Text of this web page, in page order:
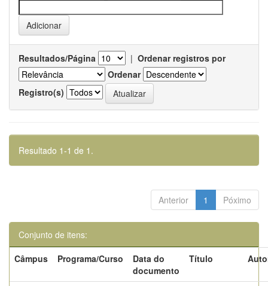
Resultados/Página | Ordenar registros por
Ordenar
Registro(s)
Resultado 1-1 de 1.
Anterior 1 Póximo
Conjunto de itens:
Câmpus
Programa/Curso
Data do
documento
Título